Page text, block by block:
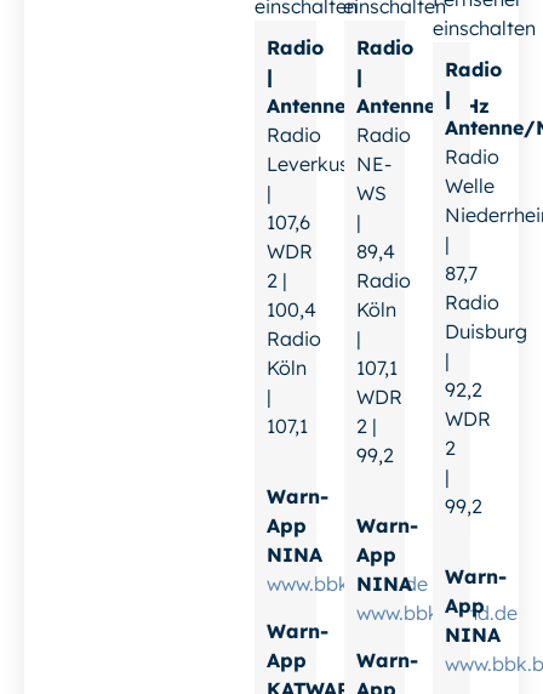
einschalten
Radio
|
Antenne/MHz
Radio
Leverkusen
|
107,6
WDR
2 |
100,4
Radio
Köln
|
107,1
Warn-
App
NINA
www.bbk.bund.de
Warn-
App
KATWARN
einschalten
Radio
|
Antenne/MHz
Radio
NE-
WS
|
89,4
Radio
Köln
|
107,1
WDR
2 |
99,2
Warn-
App
NINA
www.bbk.bund.de
Warn-
App
einschalten
Radio
|
Antenne/
Radio
Welle
|
87,7
Radio
Duisburg
|
92,2
WDR
2
|
99,2
Warn-
App
NINA